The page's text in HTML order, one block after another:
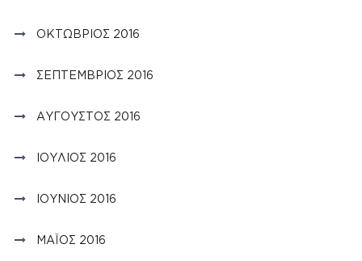
ΟΚΤΏΒΡΙΟΣ 2016
ΣΕΠΤΈΜΒΡΙΟΣ 2016
ΑΎΓΟΥΣΤΟΣ 2016
ΙΟΎΛΙΟΣ 2016
ΙΟΎΝΙΟΣ 2016
ΜΆΙΟΣ 2016